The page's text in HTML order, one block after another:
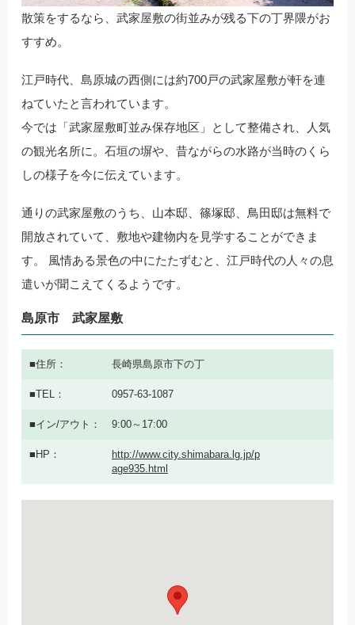
散策をするなら、武家屋敷の街並みが残る下の丁界隈がお
すすめ。
江戸時代、島原城の西側には約700戸の武家屋敷が軒を連
ねていたと言われています。
今では「武家屋敷町並み保存地区」として整備され、人気
の観光名所に。石垣の塀や、昔ながらの水路が当時のくら
しの様子を今に伝えています。
通りの武家屋敷のうち、山本邸、篠塚邸、鳥田邸は無料で
開放されていて、敷地や建物内を見学することができま
す。 風情ある景色の中にたたずむと、江戸時代の人々の息
遣いが聞こえてくるようです。
島原市 武家屋敷
住所 長崎県島原市下の丁
TEL 0957-63-1087
イン/アウト 9:00～17:00
HP
http://www.city.shimabara.lg.jp/p
age935.html